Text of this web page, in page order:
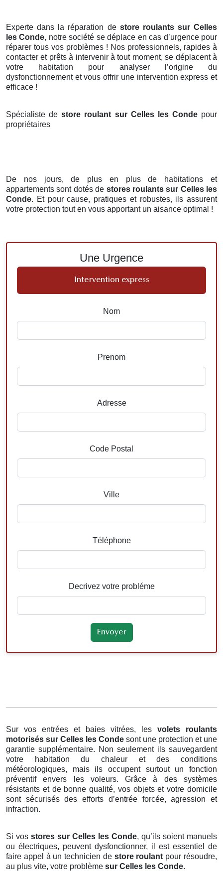
Experte dans la réparation de store roulants sur Celles
les Conde, notre société se déplace en cas d’urgence pour
réparer tous vos problèmes ! Nos professionnels, rapides à
contacter et prêts à intervenir à tout moment, se déplacent à
votre habitation pour analyser l’origine du
dysfonctionnement et vous offrir une intervention express et
efficace !
Spécialiste destore roulant sur Celles les Conde pour
propriétaires
De nos jours, de plus en plus de habitations et
appartements sont dotés de stores roulants sur Celles les
Conde. Et pour cause, pratiques et robustes, ils assurent
votre protection tout en vous apportant un aisance optimal !
Une Urgence
Intervention express
Nom
Prenom
Adresse
Code Postal
Ville
Téléphone
Decrivez votre probléme
Sur vos entrées et baies vitrées, les volets roulants
motorisés sur Celles les Conde sont une protection et une
garantie supplémentaire. Non seulement ils sauvegardent
votre habitation du chaleur et des conditions
météorologiques, mais ils occupent surtout un fonction
préventif envers les voleurs. Grâce à des systèmes
résistants et de bonne qualité, vos objets et votre domicile
sont sécurisés des efforts d’entrée forcée, agression et
infraction.
Si vos stores sur Celles les Conde, qu’ils soient manuels
ou électriques, peuvent dysfonctionner, il est essentiel de
faire appel à un technicien de store roulantpour résoudre,
au plus vite, votre problème sur Celles les Conde.